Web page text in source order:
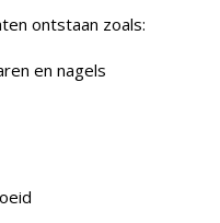
ontstaan zoals:
en nagels